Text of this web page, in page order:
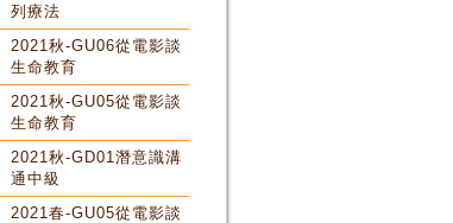
列療法
2021秋-GU06從電影談
生命教育
2021秋-GU05從電影談
生命教育
2021秋-GD01潛意識溝
通中級
2021春-GU05從電影談